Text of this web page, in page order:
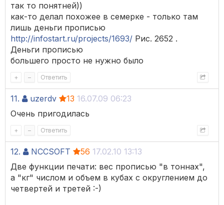
так то понятней))
как-то делал похожее в семерке - только там
лишь деньги прописью
http://infostart.ru/projects/1693/ Рис. 2652 .
Деньги прописью
большего просто не нужно было
+ – Ответить
11. uzerdv 13 16.07.09 06:23
Очень пригодилась
+ – Ответить
12. NCCSOFT 56 17.02.10 13:13
Две функции печати: вес прописью "в тоннах",
а "кг" числом и объем в кубах с округлением до
четвертей и третей :-)